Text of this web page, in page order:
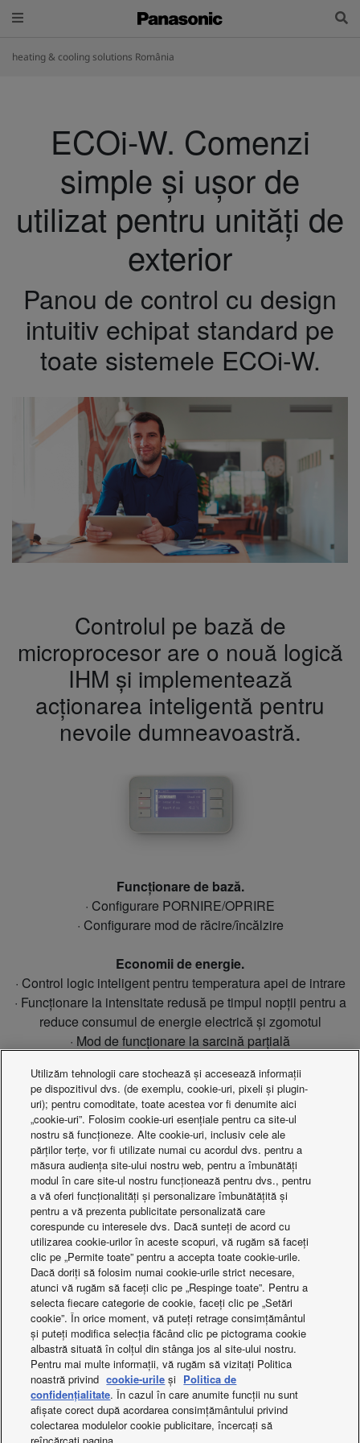
heating & cooling solutions România
ECOi-W. Comenzi
simple și ușor de
utilizat pentru unități de
exterior
Panou de control cu design
intuitiv echipat standard pe
toate sistemele ECOi-W.
Controlul pe bază de
microprocesor are o nouă logică
IHM și implementează
acționarea inteligentă pentru
nevoile dumneavoastră.
Funcționare de bază.
· Configurare PORNIRE/OPRIRE
· Configurare mod de răcire/încălzire
Economii de energie.
· Control logic inteligent pentru temperatura apei de intrare
· Funcționare la intensitate redusă pe timpul nopții pentru a
reduce consumul de energie electrică și zgomotul
· Mod de funcționare la sarcină parțială
Service / Întreținere.
· Testare automată a funcționării prin simpla apăsare a unui
buton
· Notificare de alarmă cu ultimele 10 alarme
· Contor pentru orele de funcționare ale compresorului și
pompei
· Limite de funcționare ale compresorului salvate în
memorie volatilă
Alte funcții.
· Compatibil BMS (Protocol RS485 ModBus RTU sau
BacNet MSTP)
Mai multe detalii despre ECOi-W
Utilizăm tehnologii care stochează și accesează informații
pe dispozitivul dvs. (de exemplu, cookie-uri, pixeli și plugin-
uri); pentru comoditate, toate acestea vor fi denumite aici
„cookie-uri”. Folosim cookie-uri esențiale pentru ca site-ul
nostru să funcționeze. Alte cookie-uri, inclusiv cele ale
părților terțe, vor fi utilizate numai cu acordul dvs. pentru a
măsura audiența site-ului nostru web, pentru a îmbunătăți
modul în care site-ul nostru funcționează pentru dvs., pentru
a vă oferi funcționalități și personalizare îmbunătățită și
pentru a vă prezenta publicitate personalizată care
corespunde cu interesele dvs. Dacă sunteți de acord cu
utilizarea cookie-urilor în aceste scopuri, vă rugăm să faceți
clic pe „Permite toate” pentru a accepta toate cookie-urile.
Dacă doriți să folosim numai cookie-urile strict necesare,
atunci vă rugăm să faceți clic pe „Respinge toate”. Pentru a
selecta fiecare categorie de cookie, faceți clic pe „Setări
cookie”. În orice moment, vă puteți retrage consimțământul
și puteți modifica selecția făcând clic pe pictograma cookie
albastră situată în colțul din stânga jos al site-ului nostru.
Pentru mai multe informații, vă rugăm să vizitați Politica
noastră privind cookie-urile și Politica de
confidențialitate. În cazul în care anumite funcții nu sunt
afișate corect după acordarea consimțământului privind
colectarea modulelor cookie publicitare, încercați să